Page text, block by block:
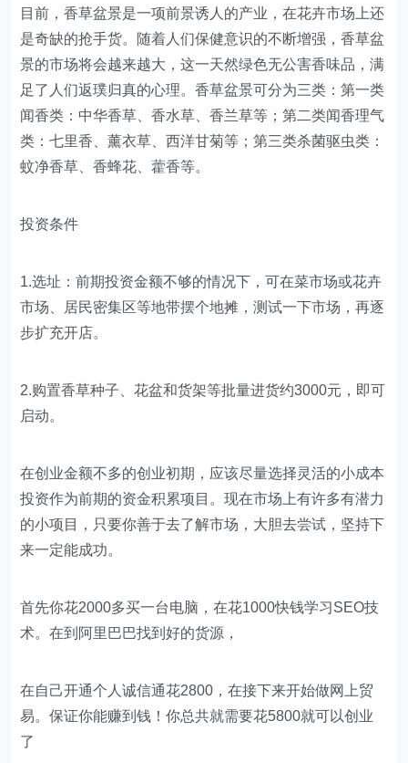
目前，香草盆景是一项前景诱人的产业，在花卉市场上还
是奇缺的抢手货。随着人们保健意识的不断增强，香草盆
景的市场将会越来越大，这一天然绿色无公害香味品，满
足了人们返璞归真的心理。香草盆景可分为三类：第一类
闻香类：中华香草、香水草、香兰草等；第二类闻香理气
类：七里香、薰衣草、西洋甘菊等；第三类杀菌驱虫类：
蚊净香草、香蜂花、藿香等。
投资条件
1.选址：前期投资金额不够的情况下，可在菜市场或花卉
市场、居民密集区等地带摆个地摊，测试一下市场，再逐
步扩充开店。
2.购置香草种子、花盆和货架等批量进货约3000元，即可
启动。
在创业金额不多的创业初期，应该尽量选择灵活的小成本
投资作为前期的资金积累项目。现在市场上有许多有潜力
的小项目，只要你善于去了解市场，大胆去尝试，坚持下
来一定能成功。
首先你花2000多买一台电脑，在花1000快钱学习SEO技
术。在到阿里巴巴找到好的货源，
在自己开通个人诚信通花2800，在接下来开始做网上贸
易。保证你能赚到钱！你总共就需要花5800就可以创业
了